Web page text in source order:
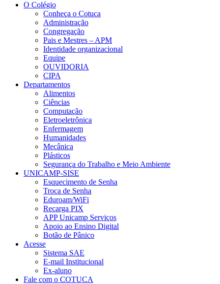
O Colégio
Conheça o Cotuca
Administração
Congregação
Pais e Mestres – APM
Identidade organizacional
Equipe
OUVIDORIA
CIPA
Departamentos
Alimentos
Ciências
Computação
Eletroeletrônica
Enfermagem
Humanidades
Mecânica
Plásticos
Segurança do Trabalho e Meio Ambiente
UNICAMP-SISE
Esquecimento de Senha
Troca de Senha
Eduroam/WiFi
Recarga PIX
APP Unicamp Serviços
Apoio ao Ensino Digital
Botão de Pânico
Acesse
Sistema SAE
E-mail Institucional
Ex-aluno
Fale com o COTUCA